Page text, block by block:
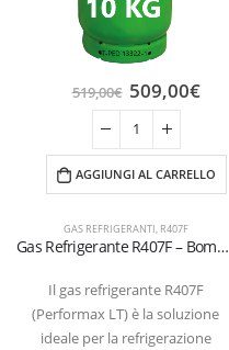
GAS REFRIGERANTI R407F
Gas Refrigerante R407F – Bombola Ricaricabile 10 kg valvola 1/4
Il gas refrigerante R407F
(Performax LT) è la soluzione
ideale per la refrigerazione
519,00€ 509,00€
AGGIUNGI AL CARRELLO